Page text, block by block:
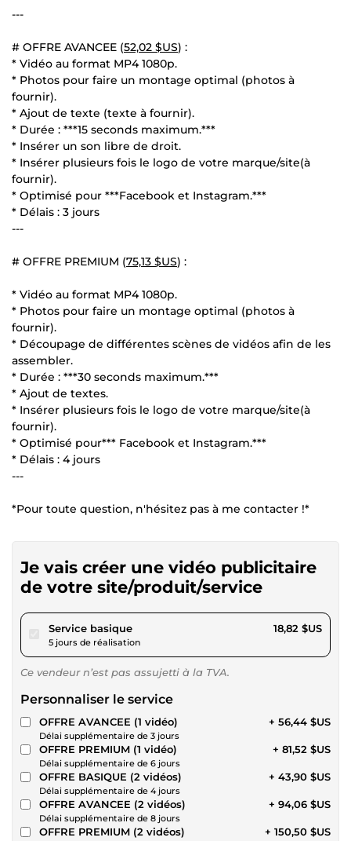
---
# OFFRE AVANCEE (52,02 $US) :
* Vidéo au format MP4 1080p.
* Photos pour faire un montage optimal (photos à
fournir).
* Ajout de texte (texte à fournir).
* Durée : ***15 seconds maximum.***
* Insérer un son libre de droit.
* Insérer plusieurs fois le logo de votre marque/site(à
fournir).
* Optimisé pour ***Facebook et Instagram.***
* Délais : 3 jours
---
# OFFRE PREMIUM (75,13 $US) :
* Vidéo au format MP4 1080p.
* Photos pour faire un montage optimal (photos à
fournir).
* Découpage de différentes scènes de vidéos afin de les
assembler.
* Durée : ***30 seconds maximum.***
* Ajout de textes.
* Insérer plusieurs fois le logo de votre marque/site(à
fournir).
* Optimisé pour*** Facebook et Instagram.***
* Délais : 4 jours
---
*Pour toute question, n'hésitez pas à me contacter !*
Je vais créer une vidéo publicitaire
de votre site/produit/service
Service basiquepour 17,34 $US
5 jours de réalisation
18,82 $US
Ce vendeur n’est pas assujetti à la TVA.
Personnaliser le service
OFFRE AVANCEE (1 vidéo)
Délai supplémentaire de 3 jours
+ 56,44 $US
OFFRE PREMIUM (1 vidéo)
Délai supplémentaire de 6 jours
+ 81,52 $US
OFFRE BASIQUE (2 vidéos)
Délai supplémentaire de 4 jours
+ 43,90 $US
OFFRE AVANCEE (2 vidéos)
Délai supplémentaire de 8 jours
+ 94,06 $US
OFFRE PREMIUM (2 vidéos) + 150,50 $US